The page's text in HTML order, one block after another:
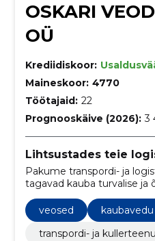
OSKARI VEOD
OÜ
Krediidiskoor:
Maineskoor: 4770
Töötajaid: 22
Prognooskäive (2026): 3
Lihtsustades teie
Pakume transpordi- ja
tagavad kauba turvalise ja
kohalejõudmise.
veosed
kaubavedu
transpordi- ja